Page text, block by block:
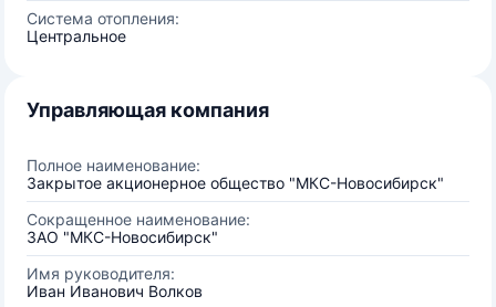
Система отопления:
Центральное
Управляющая компания
Полное наименование:
Закрытое акционерное общество "МКС-Новосибирск"
Сокращенное наименование:
ЗАО "МКС-Новосибирск"
Имя руководителя:
Иван Иванович Волков